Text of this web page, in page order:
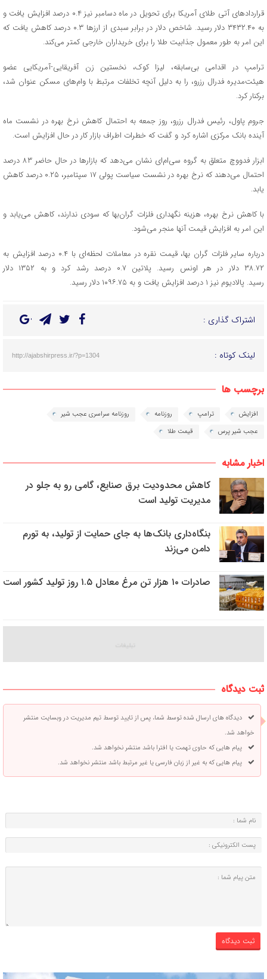
قرارداد‌های آتی طلای آمریکا برای تحویل در ماه دسامبر نیز ۰.۴ درصد افزایش یافت و
به ۳۴۳۲.۴۰ دلار رسید. شاخص دلار در برابر سبدی از ارز‌ها ۰.۳ درصد کاهش یافت که
این امر به طور معمول جذابیت طلا را برای خریداران خارجی کمتر می‌کند.
ترامپ در اقدامی بی‌سابقه، لیزا کوک، نخستین زن آفریقایی-آمریکایی عضو
هیئت‌مدیره فدرال رزرو، را به دلیل آنچه تخلفات مرتبط با وام‌های مسکن عنوان شد،
برکنار کرد.
جروم پاول، رئیس فدرال رزرو، روز جمعه به احتمال کاهش نرخ بهره در نشست ماه
آینده بانک مرکزی اشاره کرد و گفت که خطرات اطراف بازار کار در حال افزایش است.
ابزار فدووچ متعلق به گروه سی‌ام‌ای نشان می‌دهد که بازار‌ها در حال حاضر ۸۳ درصد
احتمال می‌دهند که نرخ بهره در نشست سیاست پولی ۱۷ سپتامبر، ۰.۲۵ درصد کاهش
یابد.
با کاهش نرخ بهره، هزینه نگهداری فلزات گران‌بها که سودی ندارند، کاهش می‌یابد و
این امر به افزایش قیمت آنها منجر می‌شود.
درباره سایر فلزات گران بها، قیمت نقره در معاملات لحظه‌ای با ۰.۴ درصد افزایش به
۳۸.۷۲ دلار در هر اونس رسید. پلاتین ۰.۷ درصد رشد کرد و به ۱۳۵۲ دلار
رسید. پالادیوم نیز ۱ درصد افزایش یافت و به ۱۰۹۶.۷۵ دلار رسید.
اشتراک گذاری :
لینک کوتاه : http://ajabshirpress.ir/?p=1304
برچسب ها
افزایش ترامپ روزنامه
روزنامه سراسری عجب شیر
عجب شیر پرس
قیمت طلا
اخبار مشابه
کاهش محدودیت برق صنایع، گامی رو به جلو در
مدیریت تولید است
بنگاه‌داری بانک‌ها به جای حمایت از تولید، به تورم
دامن می‌زند
صادرات ۱۰ هزار تن مرغ معادل ۱.۵ روز تولید کشور است
ثبت دیدگاه
دیدگاه های ارسال شده توسط شما، پس از تایید توسط تیم مدیریت در وبسایت منتشر
خواهد شد.
پیام هایی که حاوی تهمت یا افترا باشد منتشر نخواهد شد.
پیام هایی که به غیر از زبان فارسی یا غیر مرتبط باشد منتشر نخواهد شد.